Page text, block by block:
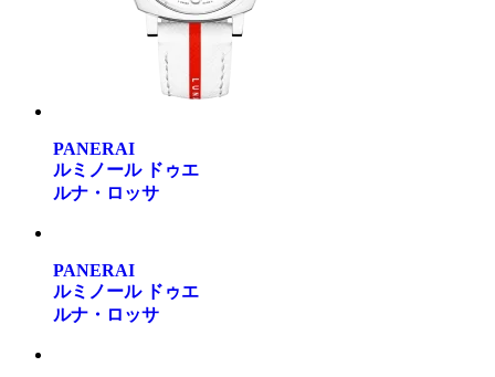
PANERAI
ルミノール ドゥエ
ルナ・ロッサ
PANERAI
ルミノール ドゥエ
ルナ・ロッサ